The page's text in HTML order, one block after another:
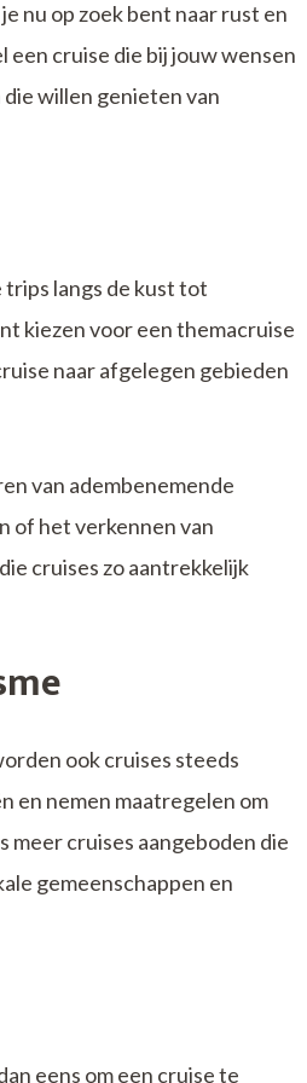
nu op zoek bent naar rust en
een cruise die bij jouw wensen
willen genieten van
langs de kust tot
kiezen voor een themacruise
naar afgelegen gebieden
van adembenemende
of het verkennen van
cruises zo aantrekkelijk
ook cruises steeds
en nemen maatregelen om
cruises aangeboden die
gemeenschappen en
eens om een cruise te